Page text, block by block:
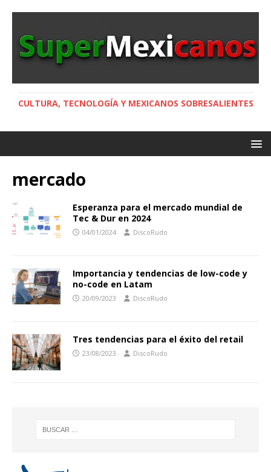
CULTURA, TECNOLOGÍA Y MEXICANOS SOBRESALIENTES
mercado
Esperanza para el mercado mundial de
Tec & Dur en 2024
04/01/2024 DiscoRudo
Importancia y tendencias de low-code y
no-code en Latam
20/09/2023 DiscoRudo
Tres tendencias para el éxito del retail
23/08/2023 DiscoRudo